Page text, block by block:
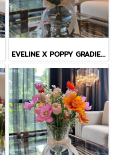
EVELINE X POPPY GRADIENT VASE